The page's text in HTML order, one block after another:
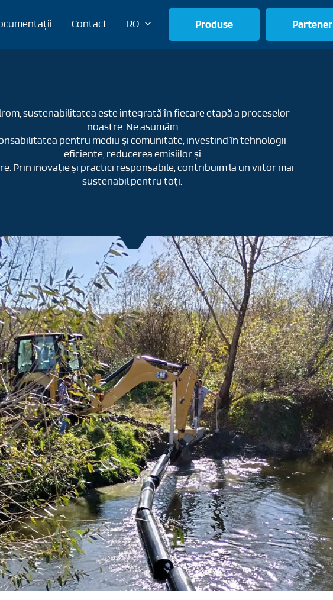
Contact RO Produse Partener
sustenabilitatea este integrată în fiecare etapă a proceselor
noastre. Ne asumăm
pentru mediu și comunitate, investind în tehnologii
eficiente, reducerea emisiilor și
Prin inovație și practici responsabile, contribuim la un viitor mai
sustenabil pentru toți.